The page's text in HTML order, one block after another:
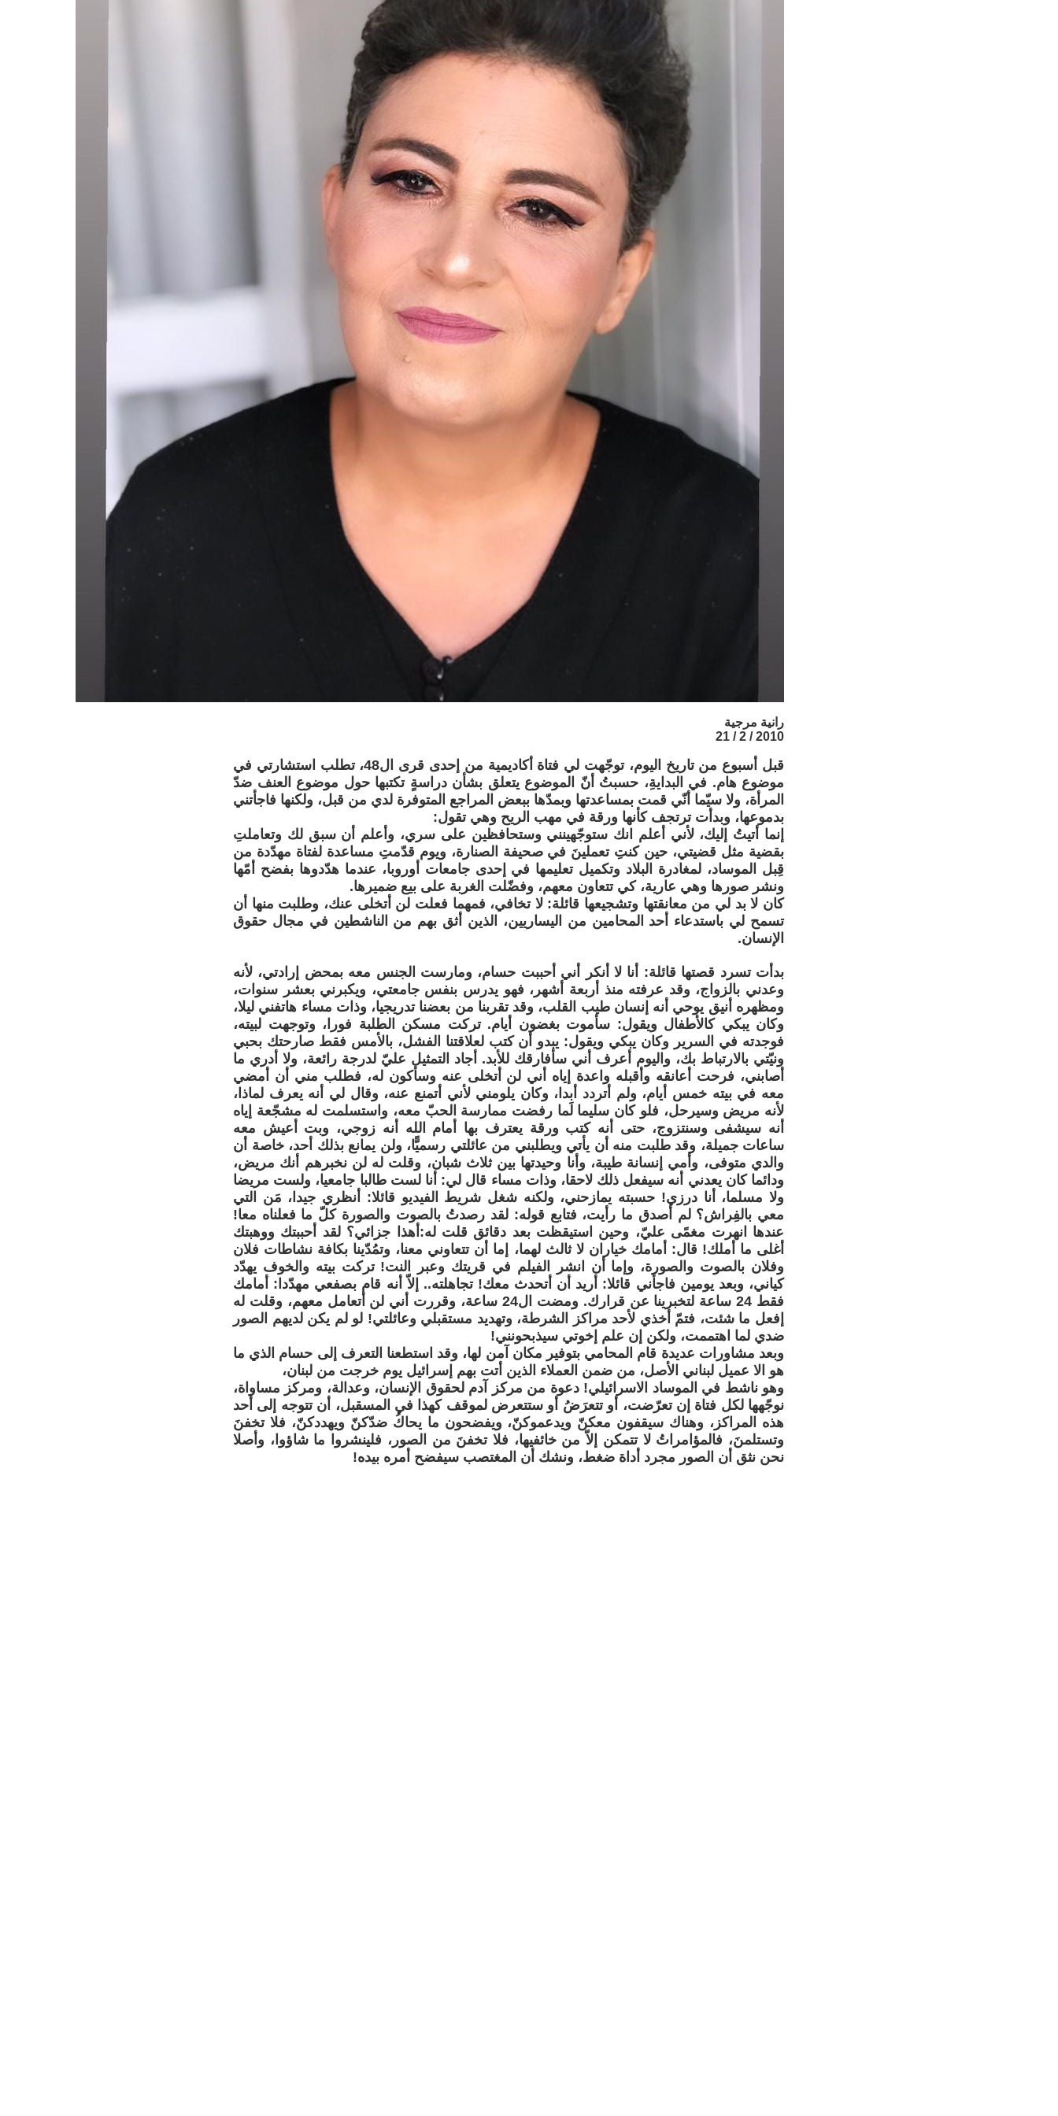
رانية مرجية
2010 / 2 / 21
قبل أسبوع من تاريخ اليوم، توجّهت لي فتاة أكاديمية من إحدى قرى ال48، تطلب استشارتي في
موضوع هام. في البدايةِ، حسبتُ أنّ الموضوع يتعلق بشأن دراسةٍ تكتبها حول موضوع العنف ضدّ
المرأة، ولا سيّما أنّي قمت بمساعدتها وبمدّها ببعض المراجع المتوفرة لدي من قبل، ولكنها فاجأتني
بدموعها، وبدأت ترتجف كأنها ورقة في مهب الريح وهي تقول:
إنما أتيتُ إليك، لأني أعلم انك ستوجّهينني وستحافظين على سري، وأعلم أن سبق لك وتعاملتِ
بقضية مثل قضيتي، حين كنتِ تعملينَ في صحيفة الصنارة، ويوم قدّمتِ مساعدة لفتاة مهدّدة من
قِبل الموساد، لمغادرة البلاد وتكميل تعليمها في إحدى جامعات أوروبا، عندما هدّدوها بفضح أمّها
ونشر صورها وهي عارية، كي تتعاون معهم، وفضّلت الغربة على بيع ضميرها.
كان لا بد لي من معانقتها وتشجيعها قائلة: لا تخافي، فمهما فعلت لن أتخلى عنك، وطلبت منها أن
تسمح لي باستدعاء أحد المحامين من اليساريين، الذين أثق بهم من الناشطين في مجال حقوق
الإنسان.
بدأت تسرد قصتها قائلة: أنا لا أنكر أني أحببت حسام، ومارست الجنس معه بمحض إرادتي، لأنه
وعدني بالزواج، وقد عرفته منذ أربعة أشهر، فهو يدرس بنفس جامعتي، ويكبرني بعشر سنوات،
ومظهره أنيق يوحي أنه إنسان طيب القلب، وقد تقربنا من بعضنا تدريجيا، وذات مساء هاتفني ليلا،
وكان يبكي كالأطفال ويقول: سأموت بغضون أيام. تركت مسكن الطلبة فورا، وتوجهت لبيته،
فوجدته في السرير وكان يبكي ويقول: يبدو أن كتب لعلاقتنا الفشل، بالأمس فقط صارحتك بحبي
ونيّتي بالارتباط بك، واليوم أعرف أني سأفارقك للأبد. أجاد التمثيل عليّ لدرجة رائعة، ولا أدري ما
أصابني، فرحت أعانقه وأقبله واعدة إياه أني لن أتخلى عنه وسأكون له، فطلب مني أن أمضي
معه في بيته خمس أيام، ولم أتردد أبدا، وكان يلومني لأني أتمنع عنه، وقال لي أنه يعرف لماذا،
لأنه مريض وسيرحل، فلو كان سليما لَما رفضت ممارسة الحبّ معه، واستسلمت له مشجّعة إياه
أنه سيشفى وسنتزوج، حتى أنه كتب ورقة يعترف بها أمام الله أنه زوجي، وبت أعيش معه
ساعات جميلة، وقد طلبت منه أن يأتي ويطلبني من عائلتي رسميًّا، ولن يمانع بذلك أحد، خاصة أن
والدي متوفى، وأمي إنسانة طيبة، وأنا وحيدتها بين ثلاث شبان، وقلت له لن نخبرهم أنك مريض،
ودائما كان يعدني أنه سيفعل ذلك لاحقا، وذات مساء قال لي: أنا لست طالبا جامعيا، ولست مريضا
ولا مسلما، أنا درزي! حسبته يمازحني، ولكنه شغل شريط الفيديو قائلا: أنظري جيدا، مَن التي
معي بالفِراش؟ لم أصدق ما رأيت، فتابع قوله: لقد رصدتُ بالصوت والصورة كلّ ما فعلناه معا!
عندها انهرت مغمًى عليّ، وحين استيقظت بعد دقائق قلت له:أهذا جزائي؟ لقد أحببتك ووهبتك
أغلى ما أملك! قال: أمامك خياران لا ثالث لهما، إما أن تتعاوني معنا، وتمُدّينا بكافة نشاطات فلان
وفلان بالصوت والصورة، وإما أن انشر الفيلم في قريتك وعبر النت! تركت بيته والخوف يهدّد
كياني، وبعد يومين فاجأني قائلا: أريد أن أتحدث معك! تجاهلته.. إلاّ أنه قام بصفعي مهدّدا: أمامك
فقط 24 ساعة لتخبرينا عن قرارك. ومضت ال24 ساعة، وقررت أني لن أتعامل معهم، وقلت له
إفعل ما شئت، فتمّ أخذي لأحد مراكز الشرطة، وتهديد مستقبلي وعائلتي! لو لم يكن لديهم الصور
ضدي لما اهتممت، ولكن إن علم إخوتي سيذبحونني!
وبعد مشاورات عديدة قام المحامي بتوفير مكان آمن لها، وقد استطعنا التعرف إلى حسام الذي ما
هو الا عميل لبناني الأصل، من ضمن العملاء الذين أتت بهم إسرائيل يوم خرجت من لبنان،
وهو ناشط في الموساد الاسرائيلي! دعوة من مركز آدم لحقوق الإنسان، وعدالة، ومركز مساواة،
نوجّهها لكل فتاة إن تعرّضت، أو تتعرَضُ أو ستتعرض لموقف كهذا في المسقبل، أن تتوجه إلى أحد
هذه المراكز، وهناك سيقفون معكنّ ويدعموكنّ، ويفضحون ما يحاكُ ضدّكنّ ويهددكنّ، فلا تخفنَ
وتستلمنَ، فالمؤامراتُ لا تتمكن إلاّ من خائفيها، فلا تخفنَ من الصور، فلينشروا ما شاؤوا، وأصلا
نحن نثق أن الصور مجرد أداة ضغط، ونشك أن المغتصب سيفضح أمره بيده!